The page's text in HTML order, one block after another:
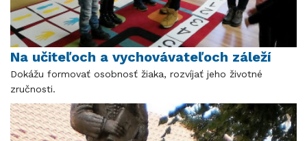
Na učiteľoch a vychovávateľoch záleží
Dokážu formovať osobnosť žiaka, rozvíjať jeho životné
zručnosti.